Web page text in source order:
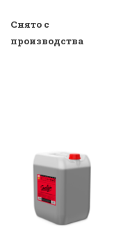
Снято с
производства